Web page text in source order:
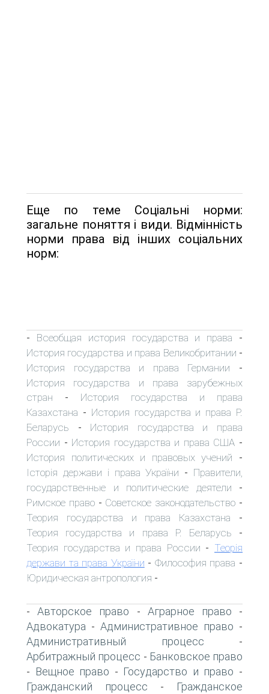
Еще по теме Соціальні норми:
загальне поняття і види. Відмінність
норми права від інших соціальних
норм:
- Всеобщая история государства и права -
История государства и права Великобритании -
История государства и права Германии -
История государства и права зарубежных
стран - История государства и права
Казахстана - История государства и права Р.
Беларусь - История государства и права
России - История государства и права США -
История политических и правовых учений -
Історія держави і права України - Правители,
государственные и политические деятели -
Римское право- Советское законодательство -
Теория государства и права Казахстана -
Теория государства и права Р. Беларусь -
Теория государства и права России - Теорія
держави та права України - Философия права -
Юридическая антропология -
-Авторское право - Аграрное право -
Адвокатура - Административное право -
Административный процесс -
Арбитражный процесс - Банковское право
- Вещное право - Государство и право -
Гражданский процесс -
Гражданское